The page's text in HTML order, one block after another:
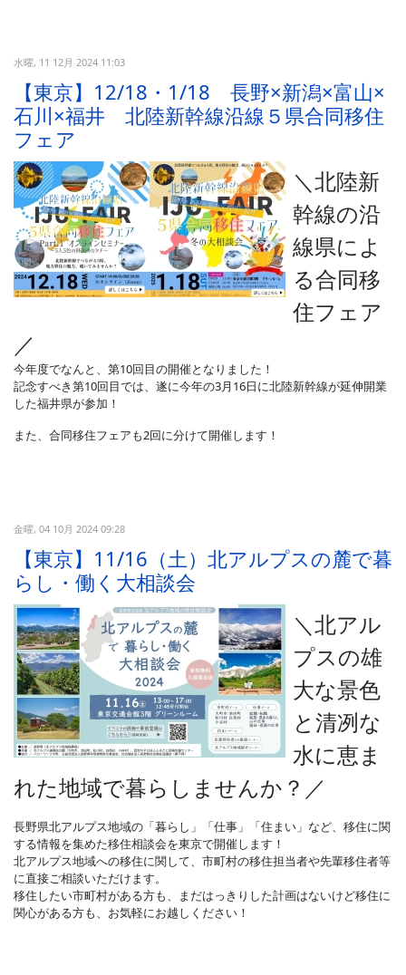
水曜, 11 12月 2024 11:03
【東京】12/18・1/18 長野×新潟×富山×
石川×福井 北陸新幹線沿線５県合同移住
フェア
＼北陸新
幹線の沿
線県によ
る合同移
住フェア
／
今年度でなんと、第10回目の開催となりました！
記念すべき第10回目では、遂に今年の3月16日に北陸新幹線が延伸開業
した福井県が参加！
また、合同移住フェアも2回に分けて開催します！
金曜, 04 10月 2024 09:28
【東京】11/16（土）北アルプスの麓で暮
らし・働く大相談会
＼北アル
プスの雄
大な景色
と清冽な
水に恵ま
れた地域で暮らしませんか？ ／
長野県北アルプス地域の「暮らし」「仕事」「住まい」など、移住に関
する情報を集めた移住相談会を東京で開催します！
北アルプス地域への移住に関して、市町村の移住担当者や先輩移住者等
に直接ご相談いただけます。
移住したい市町村がある方も、まだはっきりした計画はないけど移住に
関心がある方も、お気軽にお越しください！